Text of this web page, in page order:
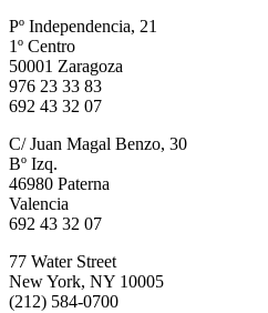
Pº Independencia, 21
1º Centro
50001 Zaragoza
976 23 33 83
692 43 32 07
C/ Juan Magal Benzo, 30
Bº Izq.
46980 Paterna
Valencia
692 43 32 07
77 Water Street
New York, NY 10005
(212) 584-0700